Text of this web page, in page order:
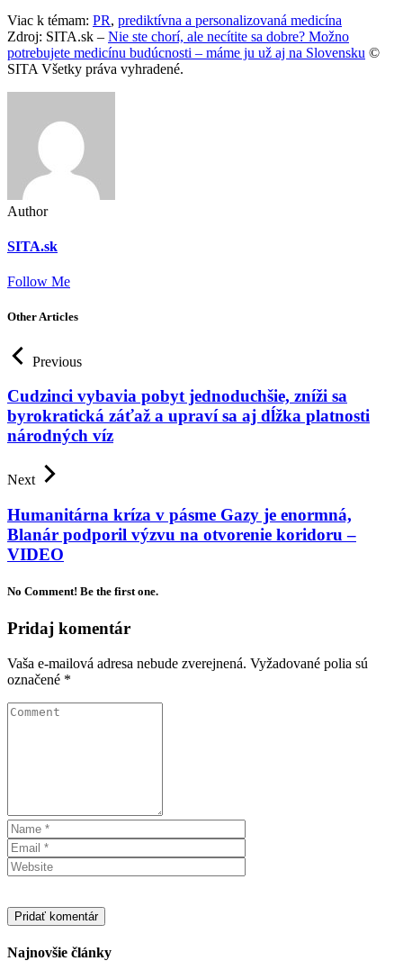
Viac k témam: PR, prediktívna a personalizovaná medicína
Zdroj: SITA.sk – Nie ste chorí, ale necítite sa dobre? Možno
potrebujete medicínu budúcnosti – máme ju už aj na Slovensku ©
SITA Všetky práva vyhradené.
Author
SITA.sk
Follow Me
Other Articles
Previous
Cudzinci vybavia pobyt jednoduchšie, zníži sa
byrokratická záťaž a upraví sa aj dĺžka platnosti
národných víz
Next
Humanitárna kríza v pásme Gazy je enormná,
Blanár podporil výzvu na otvorenie koridoru –
VIDEO
No Comment! Be the first one.
Pridaj komentár
Vaša e-mailová adresa nebude zverejnená. Vyžadované polia sú
označené *
Najnovšie články